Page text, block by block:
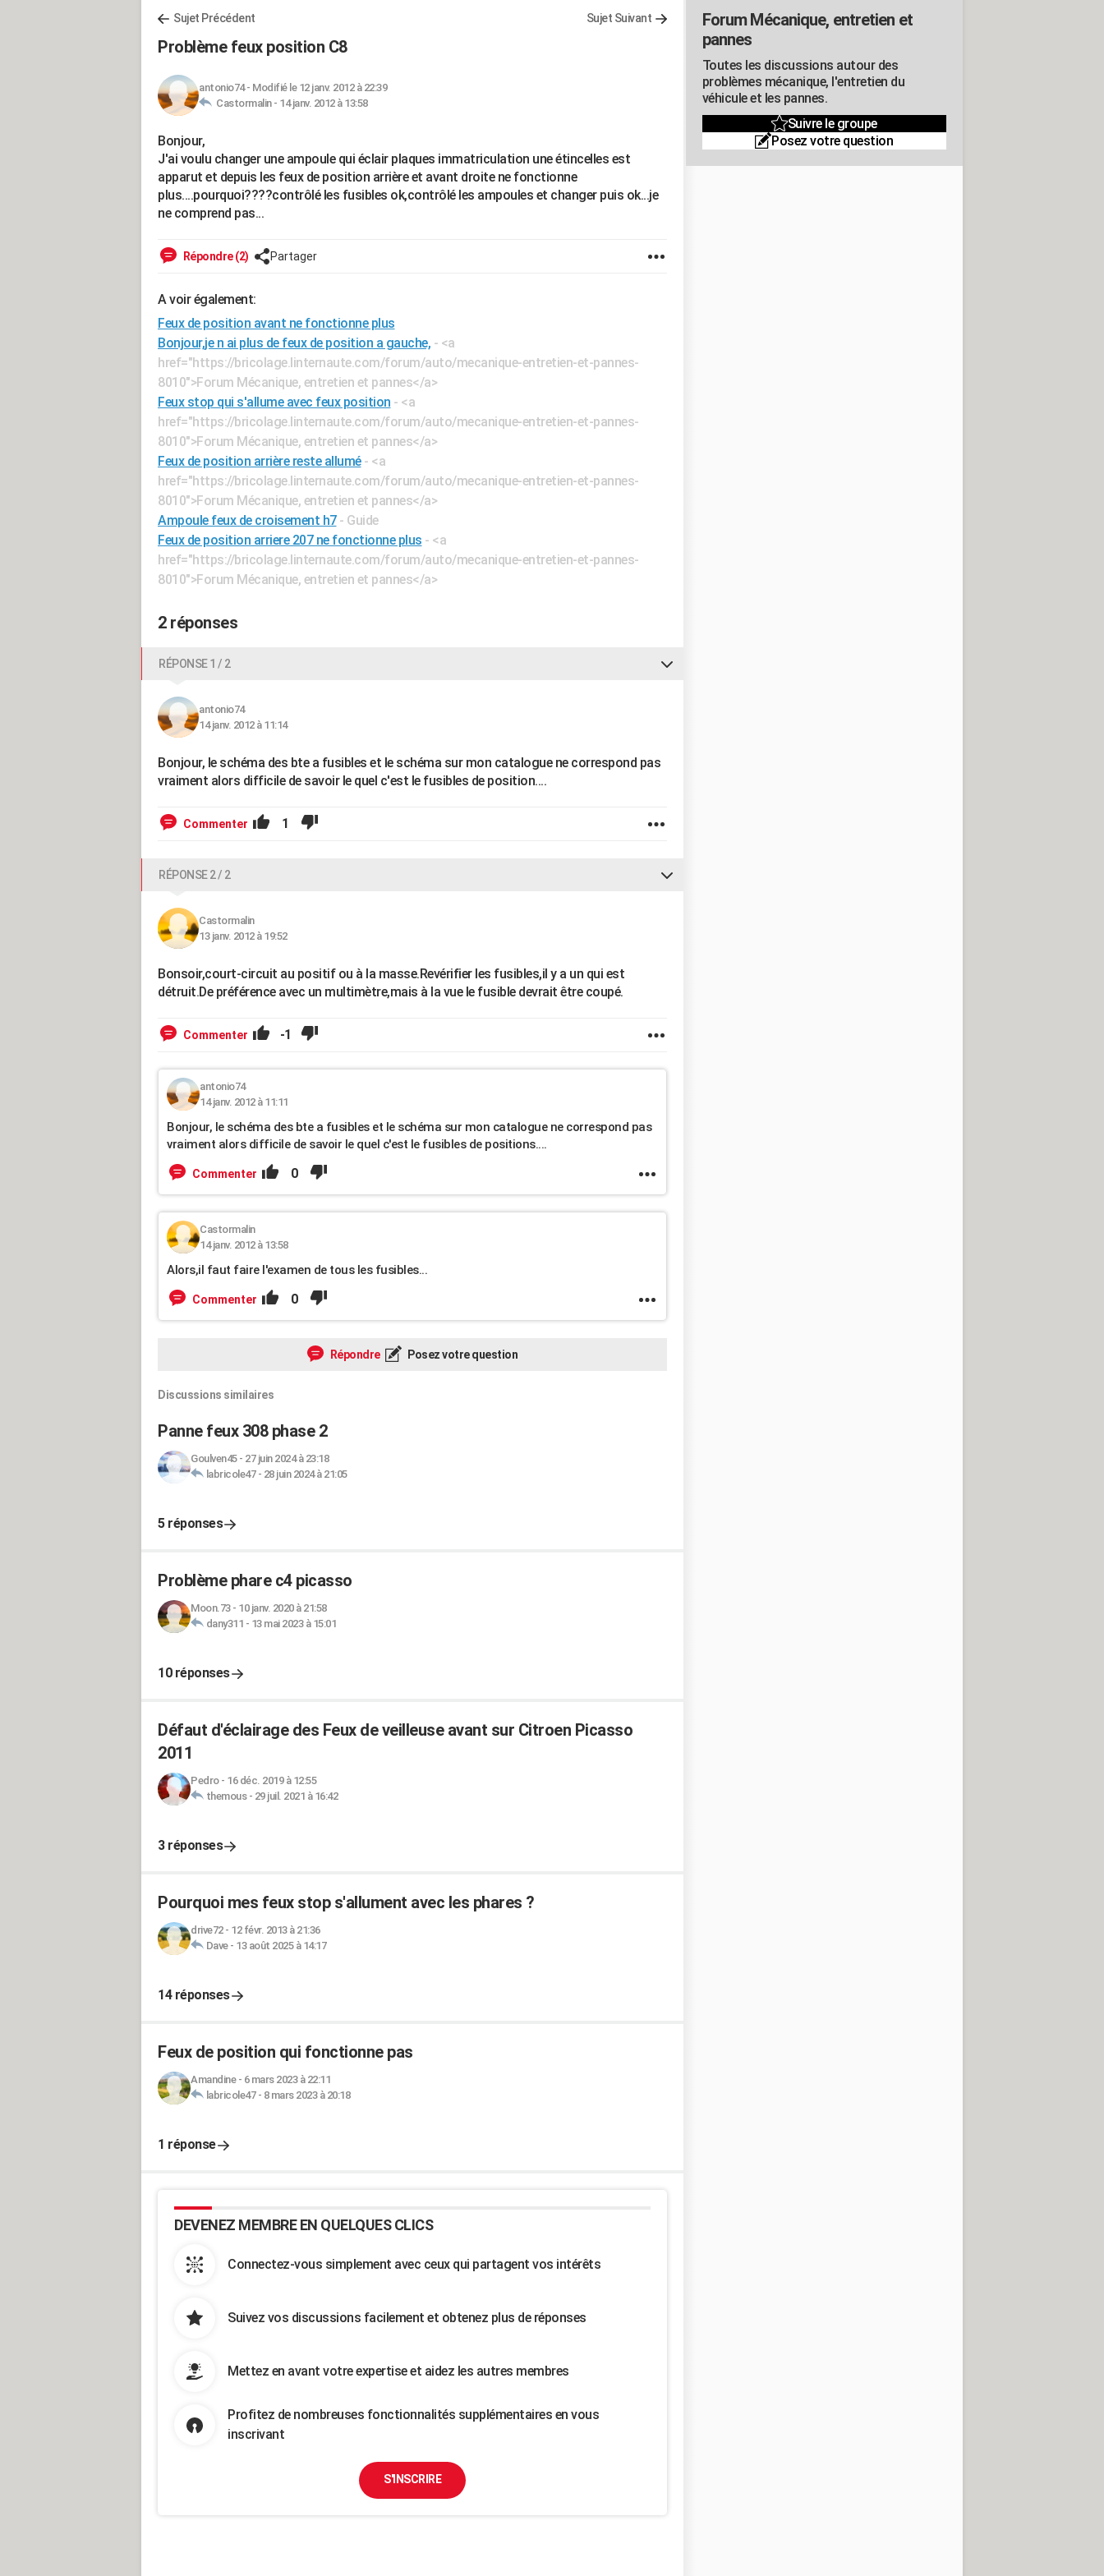
Sujet Précédent Sujet Suivant
Problème feux position C8
antonio74- Modifié le 12 janv. 2012 à 22:39
Castormalin - 14 janv. 2012 à 13:58
Bonjour,
J'ai voulu changer une ampoule qui éclair plaques immatriculation une étincelles est
apparut et depuis les feux de position arrière et avant droite ne fonctionne
plus....pourquoi????contrôlé les fusibles ok,contrôlé les ampoules et changer puis ok...je
ne comprend pas...
Répondre (2) Partager
A voir également:
Feux de position avant ne fonctionne plus
Bonjour,je n ai plus de feux de position a gauche, - <a
href="https://bricolage.linternaute.com/forum/auto/mecanique-entretien-et-pannes-
8010">Forum Mécanique, entretien et pannes</a>
Feux stop qui s'allume avec feux position - <a
href="https://bricolage.linternaute.com/forum/auto/mecanique-entretien-et-pannes-
8010">Forum Mécanique, entretien et pannes</a>
Feux de position arrière reste allumé - <a
href="https://bricolage.linternaute.com/forum/auto/mecanique-entretien-et-pannes-
8010">Forum Mécanique, entretien et pannes</a>
Ampoule feux de croisement h7 - Guide
Feux de position arriere 207 ne fonctionne plus - <a
href="https://bricolage.linternaute.com/forum/auto/mecanique-entretien-et-pannes-
8010">Forum Mécanique, entretien et pannes</a>
2 réponses
RÉPONSE 1 / 2
antonio74
14 janv. 2012 à 11:14
Bonjour, le schéma des bte a fusibles et le schéma sur mon catalogue ne correspond pas
vraiment alors difficile de savoir le quel c'est le fusibles de position....
Commenter 1
RÉPONSE 2 / 2
Castormalin
13 janv. 2012 à 19:52
Bonsoir,court-circuit au positif ou à la masse.Revérifier les fusibles,il y a un qui est
détruit.De préférence avec un multimètre,mais à la vue le fusible devrait être coupé.
Commenter -1
antonio74
14 janv. 2012 à 11:11
Bonjour, le schéma des bte a fusibles et le schéma sur mon catalogue ne correspond pas
vraiment alors difficile de savoir le quel c'est le fusibles de positions....
Commenter 0
Castormalin
14 janv. 2012 à 13:58
Alors,il faut faire l'examen de tous les fusibles...
Commenter 0
Répondre Posez votre question
Discussions similaires
Panne feux 308 phase 2
Goulven45- 27 juin 2024 à 23:18
labricole47- 28 juin 2024 à 21:05
5 réponses
Problème phare c4 picasso
Moon.73- 10 janv. 2020 à 21:58
dany311 - 13 mai 2023 à 15:01
10 réponses
Défaut d'éclairage des Feux de veilleuse avant sur Citroen Picasso
2011
Pedro- 16 déc. 2019 à 12:55
themous- 29 juil. 2021 à 16:42
3 réponses
Pourquoi mes feux stop s'allument avec les phares ?
drive72- 12 févr. 2013 à 21:36
Dave- 13 août 2025 à 14:17
14 réponses
Feux de position qui fonctionne pas
Amandine- 6 mars 2023 à 22:11
labricole47- 8 mars 2023 à 20:18
1 réponse
DEVENEZ MEMBRE EN QUELQUES CLICS
Connectez-vous simplement avec ceux qui partagent vos intérêts
Suivez vos discussions facilement et obtenez plus de réponses
Mettez en avant votre expertise et aidez les autres membres
Profitez de nombreuses fonctionnalités supplémentaires en vous
inscrivant
S'INSCRIRE
Forum Mécanique, entretien et
pannes
Toutes les discussions autour des
problèmes mécanique, l'entretien du
véhicule et les pannes.
Suivre le groupe
Posez votre question